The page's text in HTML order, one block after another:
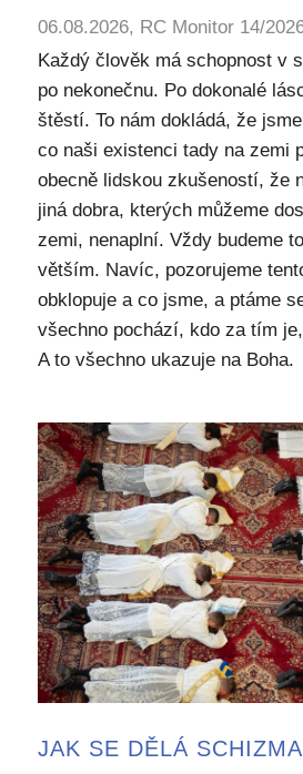
06.08.2026, RC Monitor 14/
Každý člověk má schopnost v
po nekonečnu. Po dokonalé
štěstí. To nám dokládá, že
co naši existenci tady na zemi
obecně lidskou zkušeností, že
jiná dobra, kterých můžeme
zemi, nenaplní. Vždy budeme
větším. Navíc, pozorujeme
obklopuje a co jsme, a ptáme
všechno pochází, kdo za tím
A to všechno ukazuje na Boha.
JAK SE DĚLÁ SCHIZMA